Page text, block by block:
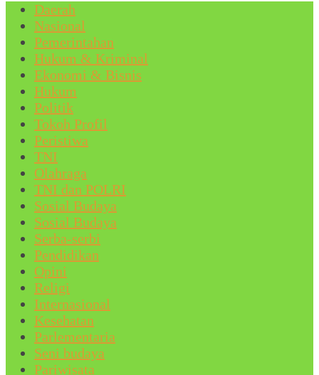
Daerah
Nasional
Pemerintahan
Hukum & Kriminal
Ekonomi & Bisnis
Hukum
Politik
Tokoh Profil
Peristiwa
TNI
Olahraga
TNI dan POLRI
Sosial Budaya
Sosial Budaya
Serba-serbi
Pendidikan
Opini
Religi
Internasional
Kesehatan
Parlementaria
Seni budaya
Pariwisata